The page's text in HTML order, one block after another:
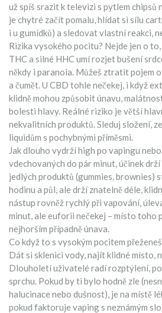
už spíš srazit k televizi s pytlem
je chytré začít pomalu, hlídat si sílu
i u gumídků) a sledovat vlastní reakci,
Rizika vysokého pocitu? Nejde jen o to,
THC a silné HHC umí rozjet bušení
někdy i paranoia. Můžeš ztratit pojem
a čumět. U CBD tohle nečekej, i když
klidně mohou způsobit únavu,
bolesti hlavy. Reálné riziko je větší
nekvalitních produktů. Sleduj složení,
liquidům s pochybnými příměsmi.
Jak dlouho vydrží high po vapingu
vdechovaných do pár minut, účinek
jedlých produktů (gummies, brownies)
hodinu a půl, ale drží znatelně déle,
nástup rovněž rychlý při vapování,
minut, ale euforii nečekej – místo toho
nejhorším případně únava.
Co když to s vysokým pocitem
Dát si sklenici vody, najít klidné místo,
Dlouholetí uživatelé radí rozptýlení,
sprchu. Pokud by ti bylo hodně zle
halucinace nebo dušnost), je na místě
pokud faktoruje vaping s neznámým